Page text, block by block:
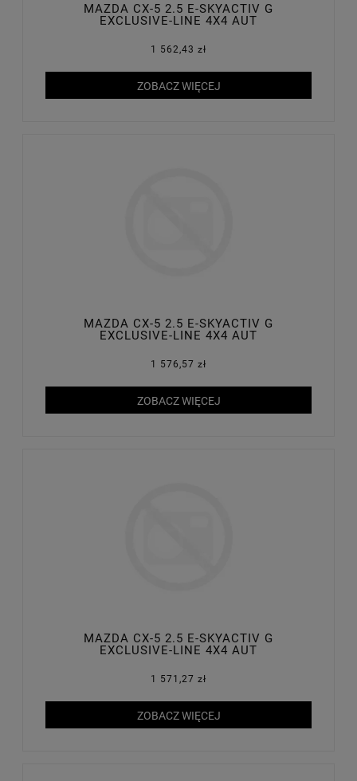
MAZDA CX-5 2.5 E-SKYACTIV G
EXCLUSIVE-LINE 4X4 AUT
1 562,43 zł
ZOBACZ WIĘCEJ
MAZDA CX-5 2.5 E-SKYACTIV G
EXCLUSIVE-LINE 4X4 AUT
1 576,57 zł
ZOBACZ WIĘCEJ
MAZDA CX-5 2.5 E-SKYACTIV G
EXCLUSIVE-LINE 4X4 AUT
1 571,27 zł
ZOBACZ WIĘCEJ